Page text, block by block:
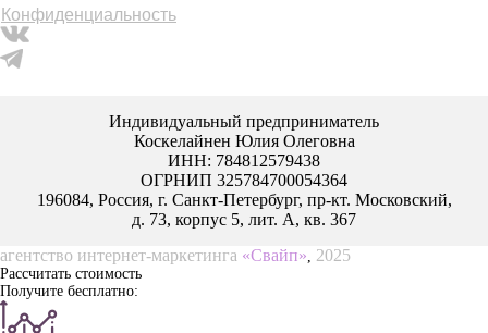
Конфиденциальность
Индивидуальный предприниматель
Коскелайнен Юлия Олеговна
ИНН: 784812579438
ОГРНИП 325784700054364
196084, Россия, г. Санкт-Петербург, пр‑кт. Московский,
д. 73, корпус 5, лит. А, кв. 367
агентство интернет-маркетинга «Свайп», 2025
Рассчитать стоимость
Получите бесплатно: